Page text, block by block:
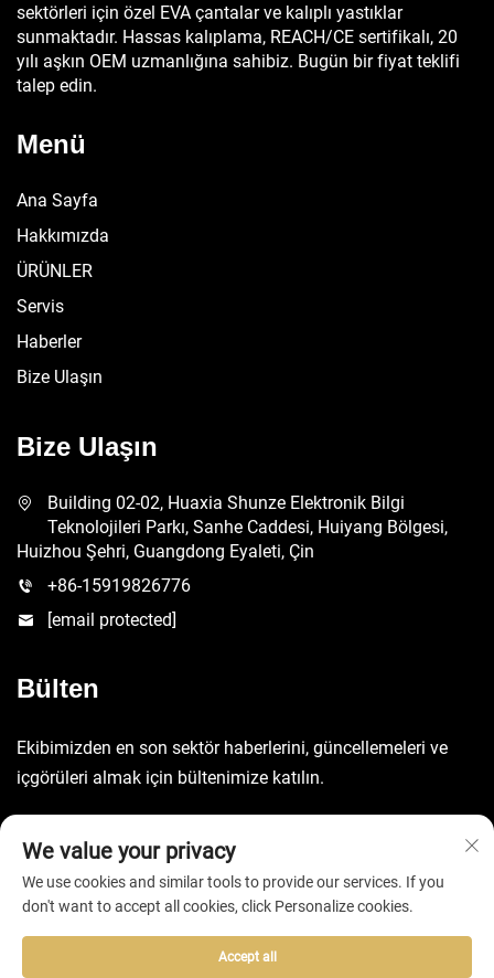
sektörleri için özel EVA çantalar ve kalıplı yastıklar
sunmaktadır. Hassas kalıplama, REACH/CE sertifikalı, 20
yılı aşkın OEM uzmanlığına sahibiz. Bugün bir fiyat teklifi
talep edin.
Menü
Ana Sayfa
Hakkımızda
ÜRÜNLER
Servis
Haberler
Bize Ulaşın
Bize Ulaşın
Building 02-02, Huaxia Shunze Elektronik Bilgi
Teknolojileri Parkı, Sanhe Caddesi, Huiyang Bölgesi,
Huizhou Şehri, Guangdong Eyaleti, Çin
+86-15919826776
[email protected]
Bülten
Ekibimizden en son sektör haberlerini, güncellemeleri ve
içgörüleri almak için bültenimize katılın.
We value your privacy
We use cookies and similar tools to provide our services. If you
don't want to accept all cookies, click Personalize cookies.
Accept all